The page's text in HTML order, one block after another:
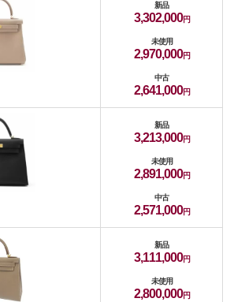
新品
3,302,000
未使用
2,970,000
中古
2,641,000
新品
3,213,000
未使用
2,891,000
中古
2,571,000
新品
3,111,000
未使用
2,800,000